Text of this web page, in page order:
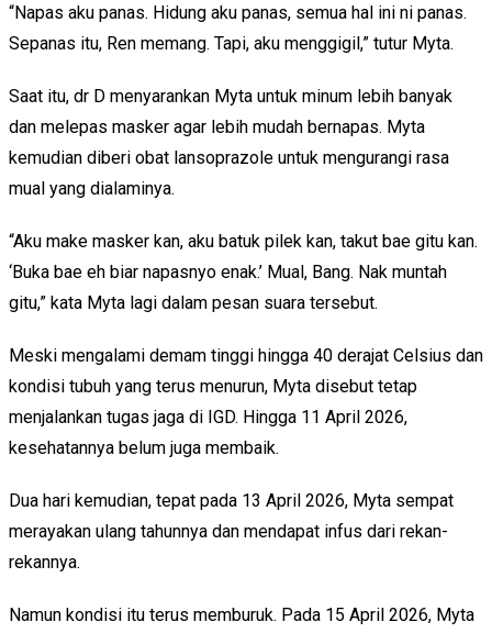
“Napas aku panas. Hidung aku panas, semua hal ini ni panas.
Sepanas itu, Ren memang. Tapi, aku menggigil,” tutur Myta.
Saat itu, dr D menyarankan Myta untuk minum lebih banyak
dan melepas masker agar lebih mudah bernapas. Myta
kemudian diberi obat lansoprazole untuk mengurangi rasa
mual yang dialaminya.
“Aku make masker kan, aku batuk pilek kan, takut bae gitu kan.
‘Buka bae eh biar napasnyo enak.’ Mual, Bang. Nak muntah
gitu,” kata Myta lagi dalam pesan suara tersebut.
Meski mengalami demam tinggi hingga 40 derajat Celsius dan
kondisi tubuh yang terus menurun, Myta disebut tetap
menjalankan tugas jaga di IGD. Hingga 11 April 2026,
kesehatannya belum juga membaik.
Dua hari kemudian, tepat pada 13 April 2026, Myta sempat
merayakan ulang tahunnya dan mendapat infus dari rekan-
rekannya.
Namun kondisi itu terus memburuk. Pada 15 April 2026, Myta